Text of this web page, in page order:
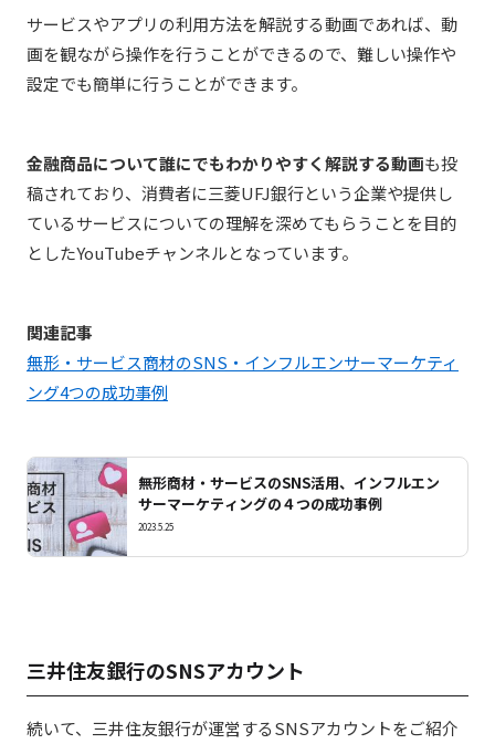
サービスやアプリの利用方法を解説する動画であれば、動
画を観ながら操作を行うことができるので、難しい操作や
設定でも簡単に行うことができます。
金融商品について誰にでもわかりやすく解説する動画も投
稿されており、消費者に三菱UFJ銀行という企業や提供し
ているサービスについての理解を深めてもらうことを目的
としたYouTubeチャンネルとなっています。
関連記事
無形・サービス商材のSNS・インフルエンサーマーケティ
ング4つの成功事例
無形商材・サービスのSNS活用、インフルエン
サーマーケティングの４つの成功事例
2023.5.25
三井住友銀行のSNSアカウント
続いて、三井住友銀行が運営するSNSアカウントをご紹介